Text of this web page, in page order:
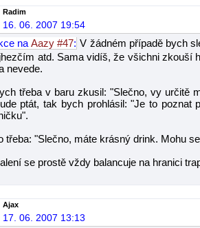
Radim
16. 06. 2007 19:54
na Aazy #47: V žádném případě bych
atd. Sama vidíš, že všichni zkouší
nevede.
třeba v baru zkusil: "Slečno, vy určitě
ptát, tak bych prohlásil: "Je to poznat
třeba: "Slečno, máte krásný drink. Mohu
se prostě vždy balancuje na hranici
Ajax
17. 06. 2007 13:13